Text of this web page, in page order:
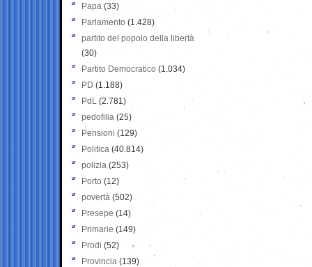
Papa (33)
Parlamento (1.428)
partito del popolo della libertà
(30)
Partito Democratico (1.034)
PD (1.188)
PdL (2.781)
pedofilia (25)
Pensioni (129)
Politica (40.814)
polizia (253)
Porto (12)
povertà (502)
Presepe (14)
Primarie (149)
Prodi (52)
Provincia (139)